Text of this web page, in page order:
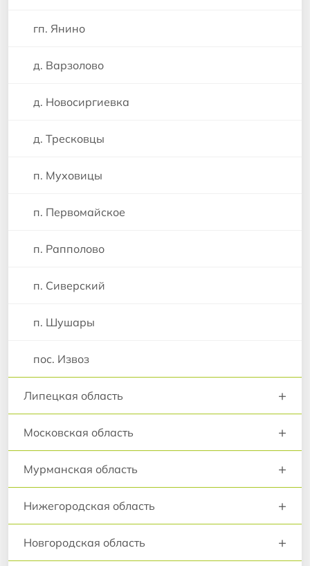
гп. Янино
д. Варзолово
д. Новосиргиевка
д. Тресковцы
п. Муховицы
п. Первомайское
п. Рапполово
п. Сиверский
п. Шушары
пос. Извоз
Липецкая область +
Московская область +
Мурманская область +
Нижегородская область +
Новгородская область +